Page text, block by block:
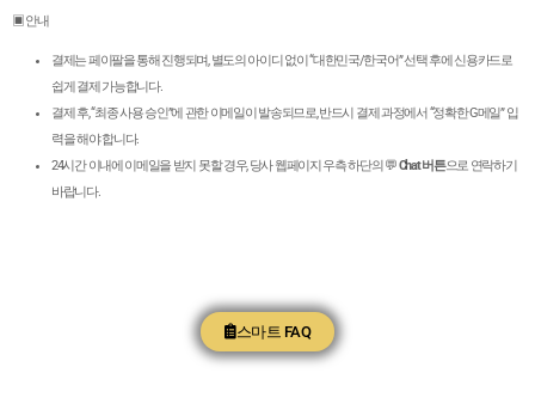
▣ 안내
결제는 페이팔을 통해 진행되며, 별도의 아이디 없이 “대한민국/한국어” 선택 후에 신용카드로
쉽게 결제 가능합니다.
결제 후, “최종 사용 승인”에 관한 이메일이 발송되므로, 반드시 결제 과정에서 “정확한 G메일” 입
력을 해야 합니다.
24시간 이내에 이메일을 받지 못할 경우, 당사 웹페이지 우측 하단의 💬Chat 버튼으로 연락하기
바랍니다.
스마트 FAQ